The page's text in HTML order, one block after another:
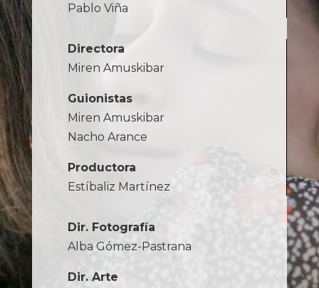
Pablo Viña
Directora
Miren Amuskibar
Guionistas
Miren Amuskibar
Nacho Arance
Productora
Estíbaliz Martínez
Dir. Fotografía
Alba Gómez-Pastrana
Dir. Arte